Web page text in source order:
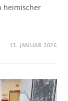
heimischer
13. JANUAR 2026